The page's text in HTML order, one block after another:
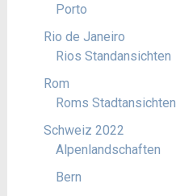
Porto
Rio de Janeiro
Rios Standansichten
Rom
Roms Stadtansichten
Schweiz 2022
Alpenlandschaften
Bern